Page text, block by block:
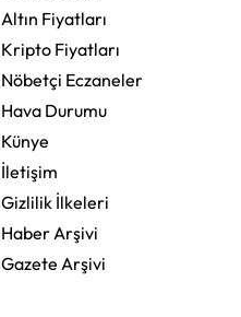
Altın Fiyatları
Kripto Fiyatları
Nöbetçi Eczaneler
Hava Durumu
Künye
İletişim
Gizlilik İlkeleri
Haber Arşivi
Gazete Arşivi